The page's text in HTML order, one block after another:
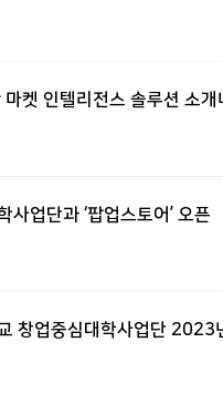
켓 인텔리전스 솔루션 소개
업단과 ‘팝업스토어’ 오픈
업중심대학사업단 2023